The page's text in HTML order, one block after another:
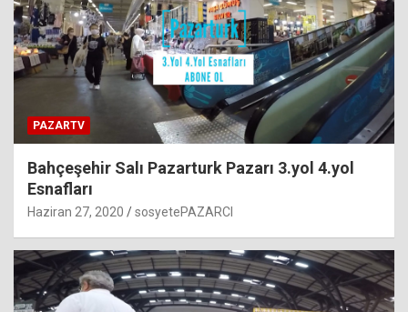
PAZARTV
Bahçeşehir Salı Pazarturk Pazarı 3.yol 4.yol
Esnafları
Haziran 27, 2020 sosyetePAZARCI